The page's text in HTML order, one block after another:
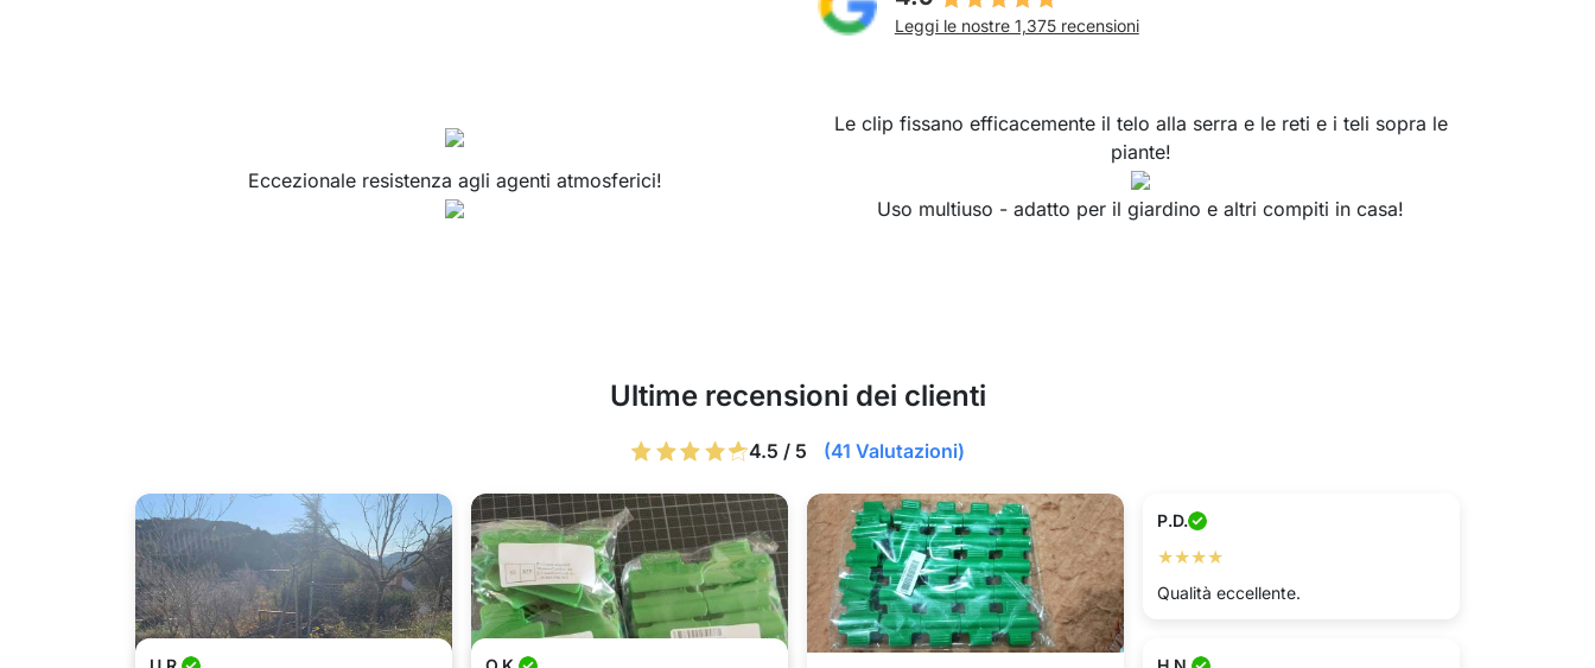
Leggi le nostre 1,375 recensioni
Le clip fissano efficacemente il telo alla serra e le reti e i teli sopra le
piante!
Eccezionale resistenza agli agenti atmosferici!
Uso multiuso - adatto per il giardino e altri compiti in casa!
Ultime recensioni dei clienti
4.5 / 5 (41 Valutazioni)
P.D.
★★★★
Qualità eccellente.